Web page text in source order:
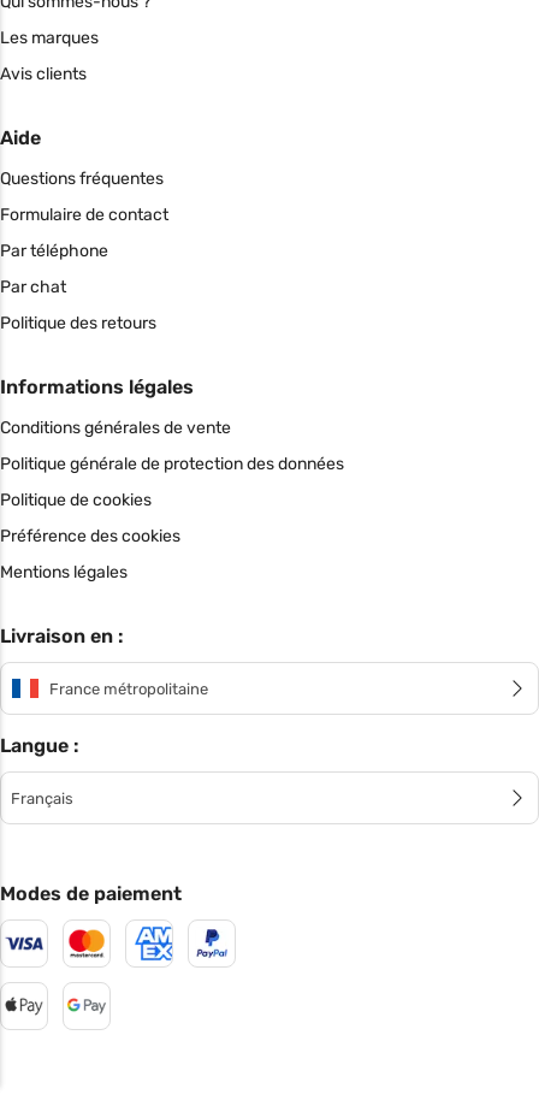
Les marques
Avis clients
Aide
Questions fréquentes
Formulaire de contact
Par téléphone
Par chat
Politique des retours
Informations légales
Conditions générales de vente
Politique générale de protection des données
Politique de cookies
Préférence des cookies
Mentions légales
Livraison en :
France métropolitaine
Langue :
Français
Modes de paiement